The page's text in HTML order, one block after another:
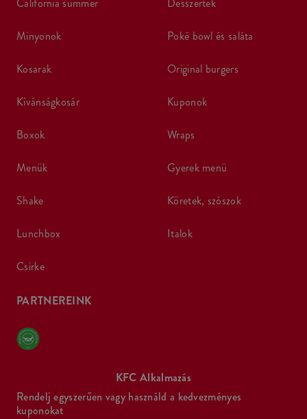
minyonok
kosarak
kívánságkosár
boxok
menük
shake
lunchbox
csirke
poké bowl és saláta
original burgers
kuponok
wraps
gyerek menü
köretek, szószok
italok
PARTNEREINK
KFC Alkalmazás
Rendelj egyszerűen vagy használd a kedvezményes
kuponokat